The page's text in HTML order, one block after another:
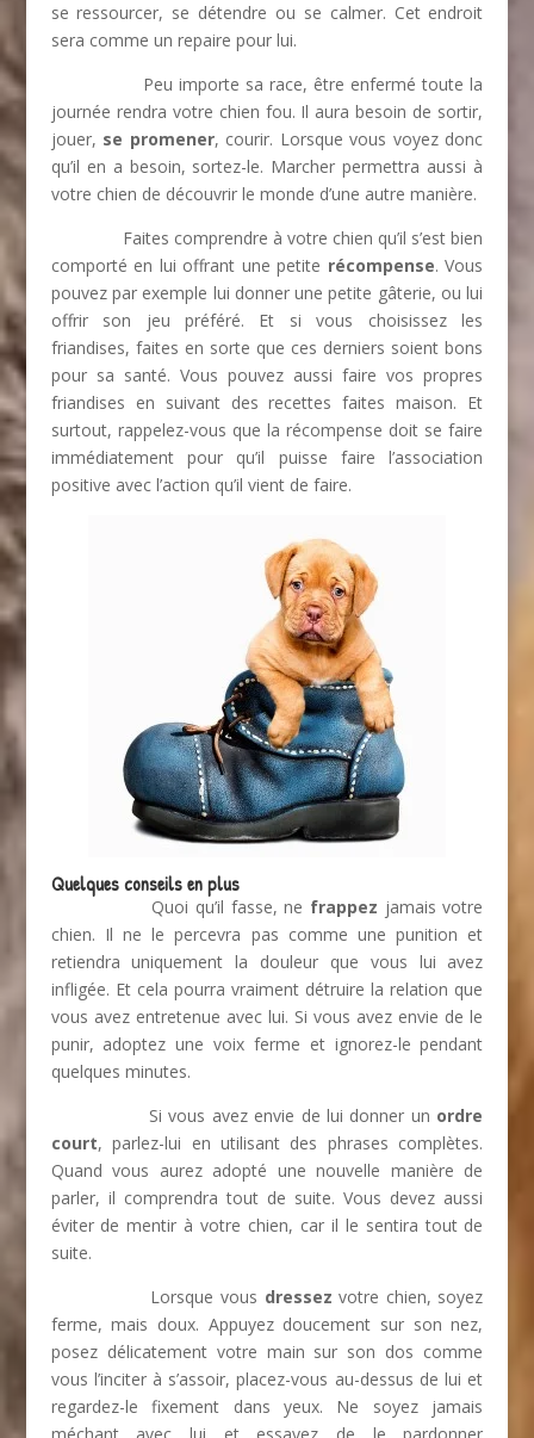
se ressourcer, se détendre ou se calmer. Cet endroit
sera comme un repaire pour lui.
Peu importe sa race, être enfermé toute la
journée rendra votre chien fou. Il aura besoin de sortir,
jouer, se promener, courir. Lorsque vous voyez donc
qu’il en a besoin, sortez-le. Marcher permettra aussi à
votre chien de découvrir le monde d’une autre manière.
Faites comprendre à votre chien qu’il s’est bien
comporté en lui offrant une petite récompense. Vous
pouvez par exemple lui donner une petite gâterie, ou lui
offrir son jeu préféré. Et si vous choisissez les
friandises, faites en sorte que ces derniers soient bons
pour sa santé. Vous pouvez aussi faire vos propres
friandises en suivant des recettes faites maison. Et
surtout, rappelez-vous que la récompense doit se faire
immédiatement pour qu’il puisse faire l’association
positive avec l’action qu’il vient de faire.
Quelques conseils en plus
Quoi qu’il fasse, ne frappez jamais votre
chien. Il ne le percevra pas comme une punition et
retiendra uniquement la douleur que vous lui avez
infligée. Et cela pourra vraiment détruire la relation que
vous avez entretenue avec lui. Si vous avez envie de le
punir, adoptez une voix ferme et ignorez-le pendant
quelques minutes.
Si vous avez envie de lui donner un ordre
court, parlez-lui en utilisant des phrases complètes.
Quand vous aurez adopté une nouvelle manière de
parler, il comprendra tout de suite. Vous devez aussi
éviter de mentir à votre chien, car il le sentira tout de
suite.
Lorsque vous dressez votre chien, soyez
ferme, mais doux. Appuyez doucement sur son nez,
posez délicatement votre main sur son dos comme
vous l’inciter à s’assoir, placez-vous au-dessus de lui et
regardez-le fixement dans yeux. Ne soyez jamais